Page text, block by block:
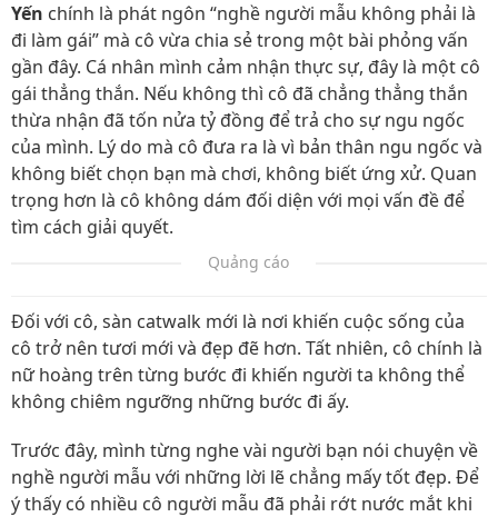
Yến chính là phát ngôn “nghề người mẫu không phải là
đi làm gái” mà cô vừa chia sẻ trong một bài phỏng vấn
gần đây. Cá nhân mình cảm nhận thực sự, đây là một cô
gái thẳng thắn. Nếu không thì cô đã chẳng thẳng thắn
thừa nhận đã tốn nửa tỷ đồng để trả cho sự ngu ngốc
của mình. Lý do mà cô đưa ra là vì bản thân ngu ngốc và
không biết chọn bạn mà chơi, không biết ứng xử. Quan
trọng hơn là cô không dám đối diện với mọi vấn đề để
tìm cách giải quyết.
Quảng cáo
Đối với cô, sàn catwalk mới là nơi khiến cuộc sống của
cô trở nên tươi mới và đẹp đẽ hơn. Tất nhiên, cô chính là
nữ hoàng trên từng bước đi khiến người ta không thể
không chiêm ngưỡng những bước đi ấy.
Trước đây, mình từng nghe vài người bạn nói chuyện về
nghề người mẫu với những lời lẽ chẳng mấy tốt đẹp. Để
ý thấy có nhiều cô người mẫu đã phải rớt nước mắt khi